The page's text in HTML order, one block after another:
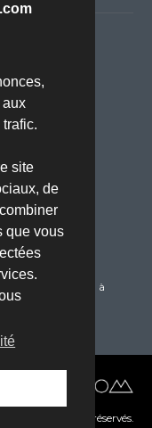
aux
site
de
que vous
TEYRAN
de 08h00 à
2017. Tous droits réservés.